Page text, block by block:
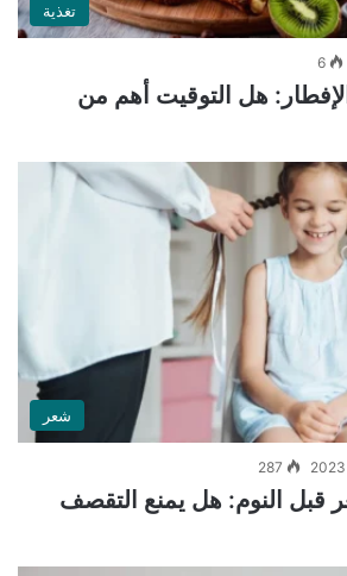
تغذية
6
هل التوقيت أهم من
شعر
287
قبل النوم: هل يمنع التقصف